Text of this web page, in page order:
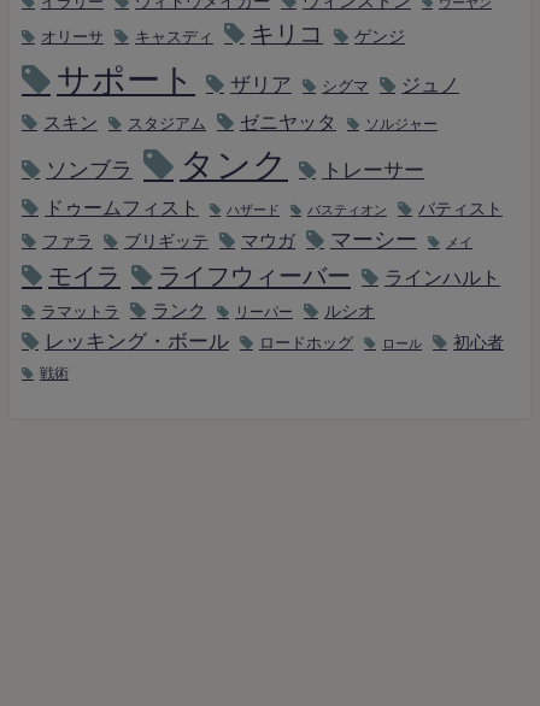
ウーヤン
オリーサ キャスディ キリコ ゲンジ
サポート ザリア シグマ ジュノ
スキン スタジアム ゼニヤッタ ソルジャー
ソンブラ タンク
トレーサー
ドゥームフィスト
ハザード バスティオン
バティスト
ファラ
ブリギッテ マウガ マーシー メイ
モイラ ライフウィーバー ラインハルト
ラマットラ ランク リーパー ルシオ
レッキング・ボール ロードホッグ ロール 初心者
戦術